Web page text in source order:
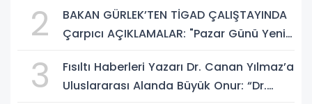
2
BAKAN GÜRLEK’TEN TİGAD ÇALIŞTAYINDA
Çarpıcı AÇIKLAMALAR: "Pazar Günü Yeni
3
Fısıltı Haberleri Yazarı Dr. Canan Yılmaz’a
Uluslararası Alanda Büyük Onur: “Dr.